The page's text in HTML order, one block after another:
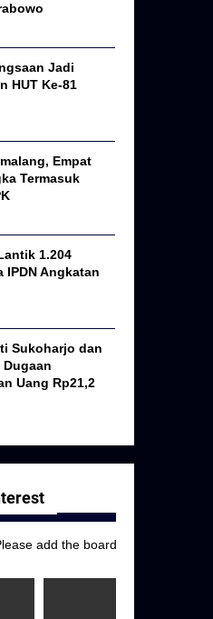
Jadi
HUT Ke-81
Empat
Termasuk
1.204
IPDN Angkatan
Sukoharjo dan
Dugaan
Uang Rp21,2
add the board